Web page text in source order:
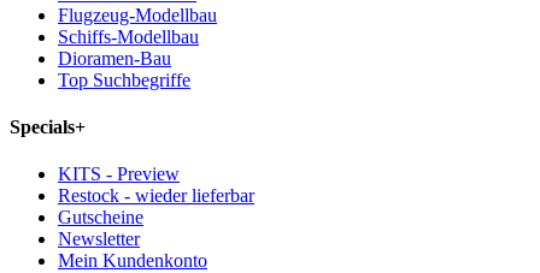
Flugzeug-Modellbau
Schiffs-Modellbau
Dioramen-Bau
Top Suchbegriffe
Specials+
KITS - Preview
Restock - wieder lieferbar
Gutscheine
Newsletter
Mein Kundenkonto